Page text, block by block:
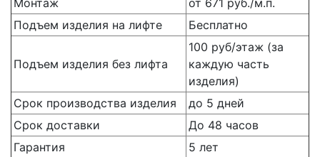
Подъем изделия на лифте
Бесплатно
Подъем изделия без лифта
100 руб/этаж (за
каждую часть
изделия)
Срок производства изделия
до 5 дней
Срок доставки
До 48 часов
Гарантия
5 лет